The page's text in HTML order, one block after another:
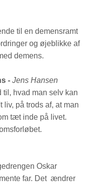
til en demensramt
og øjeblikke af
demens.
- Jens Hansen
til, hvad man selv kan
liv, på trods af, at man
tæt inde på livet.
Oskar
far. Det ændrer